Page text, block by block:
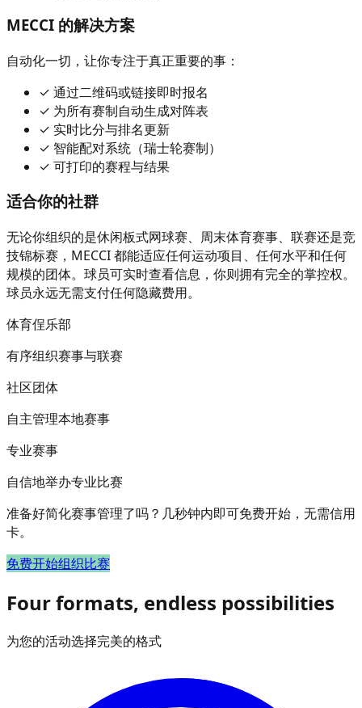
MECCI 的解决方案
自动化一切，让你专注于真正重要的事：
✓ 通过二维码或链接即时报名
✓ 为所有赛制自动生成对阵表
✓ 实时比分与排名更新
✓ 智能配对系统（瑞士轮赛制）
✓ 可打印的赛程与结果
适合你的社群
无论你组织的是休闲板式网球赛、周末体育赛事、联赛还是竞
技锦标赛，MECCI 都能适应任何运动项目、任何水平和任何
规模的团体。球员可实时查看信息，你则拥有完全的掌控权。
球员永远无需支付任何隐藏费用。
体育侱乐部
有序组织赛事与联赛
社区团体
自主管理本地赛事
专业赛事
自信地举办专业比赛
准备好简化赛事管理了吗？几秒钟内即可免费开始，无需信用
卡。
免费开始组织比赛
Four formats, endless possibilities
为您的活动选择完美的格式